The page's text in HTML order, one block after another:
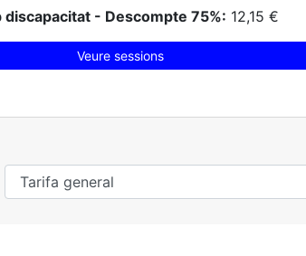
- Descompte 75%: 12,15 €
Veure sessions